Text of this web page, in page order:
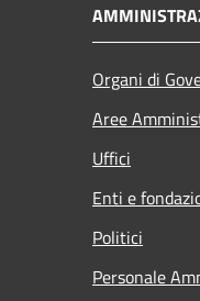
Organi di
Aree
Uffici
Enti e
Politici
Personale